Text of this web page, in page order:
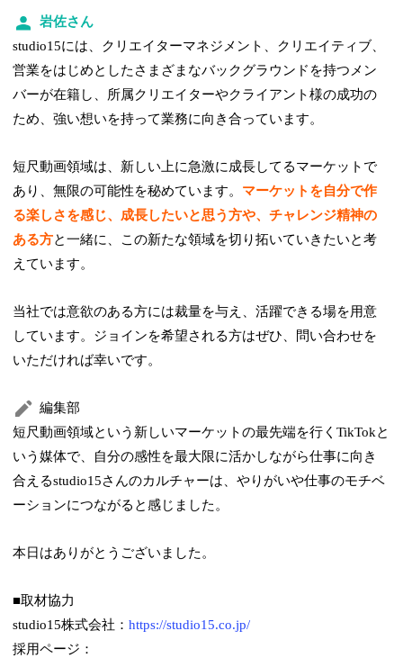
岩佐さん
studio15には、クリエイターマネジメント、クリエイティブ、
営業をはじめとしたさまざまなバックグラウンドを持つメン
バーが在籍し、所属クリエイターやクライアント様の成功の
ため、強い想いを持って業務に向き合っています。
短尺動画領域は、新しい上に急激に成長してるマーケットで
あり、無限の可能性を秘めています。 マーケットを自分で作
る楽しさを感じ、成長したいと思う方や、チャレンジ精神の
ある方と一緒に、この新たな領域を切り拓いていきたいと考
えています。
当社では意欲のある方には裁量を与え、活躍できる場を用意
しています。ジョインを希望される方はぜひ、問い合わせを
いただければ幸いです。
編集部
短尺動画領域という新しいマーケットの最先端を行くTikTokと
いう媒体で、自分の感性を最大限に活かしながら仕事に向き
合えるstudio15さんのカルチャーは、やりがいや仕事のモチベ
ーションにつながると感じました。
本日はありがとうございました。
■取材協力
studio15株式会社：https://studio15.co.jp/
採用ページ：